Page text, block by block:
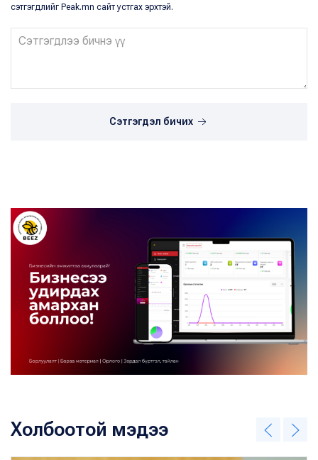
сэтгэгдлийг Peak.mn сайт устгах эрхтэй.
Сэтгэгдэл бичих
Холбоотой мэдээ